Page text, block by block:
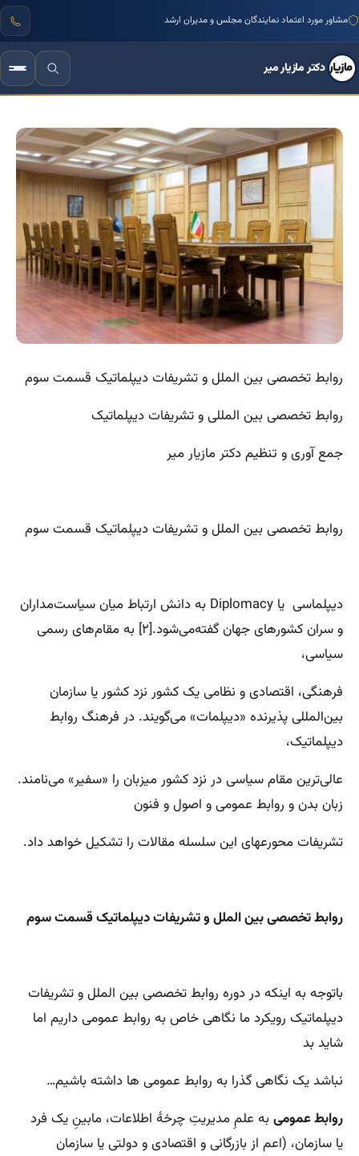
مشاور مورد اعتماد نمایندگان مجلس و مدیران ارشد
دکتر مازیار میر
روابط تخصصی بین الملل و تشریفات دیپلماتیک قسمت سوم
روابط تخصصی بین المللی و تشریفات دیپلماتیک
جمع آوری و تنظیم دکتر مازیار میر
روابط تخصصی بین الملل و تشریفات دیپلماتیک قسمت سوم
دیپلماسی یا Diplomacy به دانش ارتباط میان سیاست‌مداران
و سران کشورهای جهان گفته‌می‌شود.[۲] به مقام‌های رسمی
سیاسی،
فرهنگی، اقتصادی و نظامی یک کشور نزد کشور یا سازمان
بین‌المللی پذیرنده «دیپلمات» می‌گویند. در فرهنگ روابط
دیپلماتیک،
عالی‌ترین مقام سیاسی در نزد کشور میزبان را «سفیر» می‌نامند.
زبان بدن و روابط عمومی و اصول و فنون
تشریفات محورعهای این سلسله مقالات را تشکیل خواهد داد.
روابط تخصصی بین الملل و تشریفات دیپلماتیک قسمت سوم
باتوجه به اینکه در دوره روابط تخصصی بین الملل و تشریفات
دیپلماتیک رویکرد ما نگاهی خاص به روابط عمومی داریم اما
شاید بد
نباشد یک نگاهی گذرا به روابط عمومی ها داشته باشیم…
روابط عمومیبه علمِ مدیریتِ چرخهٔ اطلاعات، مابینِ یک فرد
یا سازمان، (اعم از بازرگانی و اقتصادی و دولتی یا سازمان